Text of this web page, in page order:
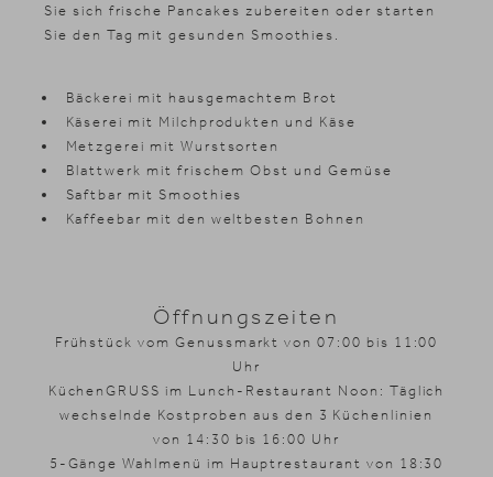
Sie sich frische Pancakes zubereiten oder starten
Sie den Tag mit gesunden Smoothies.
Bäckerei mit hausgemachtem Brot
Käserei mit Milchprodukten und Käse
Metzgerei mit Wurstsorten
Blattwerk mit frischem Obst und Gemüse
Saftbar mit Smoothies
Kaffeebar mit den weltbesten Bohnen
Öffnungszeiten
Frühstück vom Genussmarkt von 07:00 bis 11:00
Uhr
KüchenGRUSS im Lunch-Restaurant Noon: Täglich
wechselnde Kostproben aus den 3 Küchenlinien
von 14:30 bis 16:00 Uhr
5-Gänge Wahlmenü im Hauptrestaurant von 18:30